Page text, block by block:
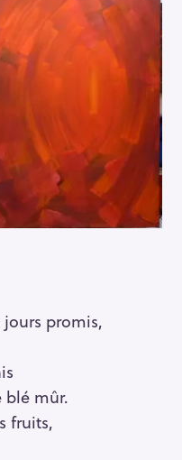
jours promis,
blé mûr.
fruits,